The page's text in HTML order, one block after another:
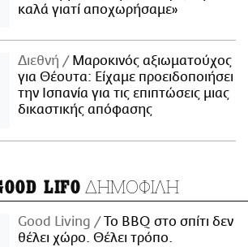
καλά γιατί αποχωρήσαμε»
Διεθνή
Μαροκινός αξιωματούχος
για Θέουτα: Είχαμε προειδοποιήσει
την Ισπανία για τις επιπτώσεις μιας
δικαστικής απόφασης
LIFO ΔΗΜΟΦΙΛΗ
Good Living
Το BBQ στο σπίτι δεν
θέλει χώρο. Θέλει τρόπο.